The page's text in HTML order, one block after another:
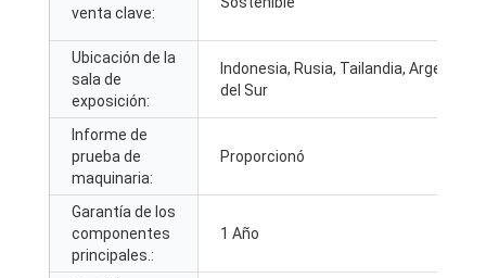
venta clave:
Ubicación de la
sala de
exposición:
Indonesia, Rusia, Tailandia, Argentina,
del Sur
Informe de
prueba de
maquinaria:
Proporcionó
Garantía de los
componentes
principales.:
1 Año